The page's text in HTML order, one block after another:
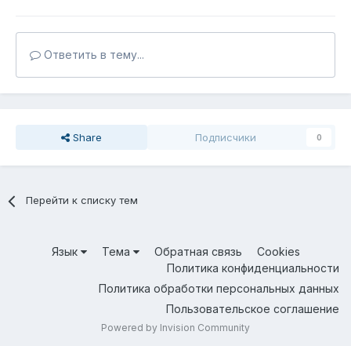
Ответить в тему...
Share Подписчики 0
Перейти к списку тем
Язык Тема Обратная связь
Cookies
Политика конфиденциальности
Политика обработки персональных данных
Пользовательское соглашение
Powered by Invision Community